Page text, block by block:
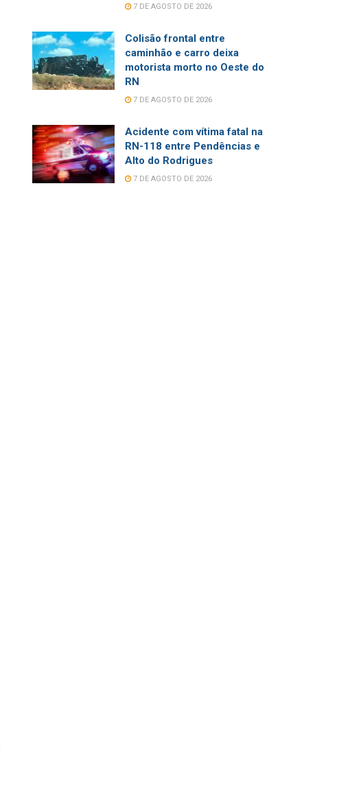
7 DE AGOSTO DE 2026
Colisão frontal entre
caminhão e carro deixa
motorista morto no Oeste do
RN
7 DE AGOSTO DE 2026
Acidente com vítima fatal na
RN-118 entre Pendências e
Alto do Rodrigues
7 DE AGOSTO DE 2026